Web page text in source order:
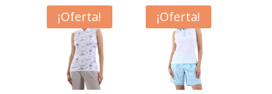
¡Oferta! ¡Oferta!